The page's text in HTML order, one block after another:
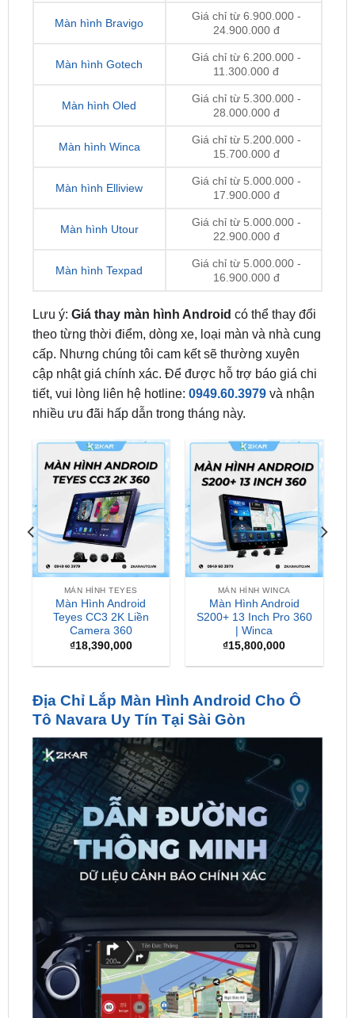
Màn hình Gotech
Giá chỉ từ 6.200.000 -
11.300.000 đ
Màn hình Oled
Giá chỉ từ 5.300.000 -
28.000.000 đ
Màn hình Winca
Giá chỉ từ 5.200.000 -
15.700.000 đ
Màn hình Elliview
Giá chỉ từ 5.000.000 -
17.900.000 đ
Màn hình Utour
Giá chỉ từ 5.000.000 -
22.900.000 đ
Màn hình Texpad
Giá chỉ từ 5.000.000 -
16.900.000 đ
Lưu ý:Giá thay màn hình Androidcó thể thay đổi
cấp. Nhưng chúng tôi cam kết sẽ thường xuyên
cập nhật giá chính xác. Để được hỗ trợ báo giá chi
tiết, vui lòng liên hệ hotline:0949.60.3979 và nhận
nhiều ưu đãi hấp dẫn trong tháng này.
MÀN HÌNH TEYES
Màn Hình Android
Teyes CC3 2K Liền
Camera 360
₫18,390,000
MÀN HÌNH WINCA
Màn Hình Android
S200+ 13 Inch Pro 360
| Winca
₫15,800,000